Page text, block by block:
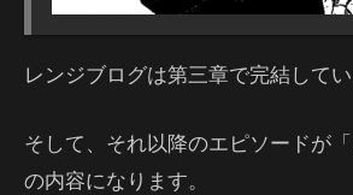
レンジブログは第三章で完結してい
そして、それ以降のエピソードが「
の内容になります。